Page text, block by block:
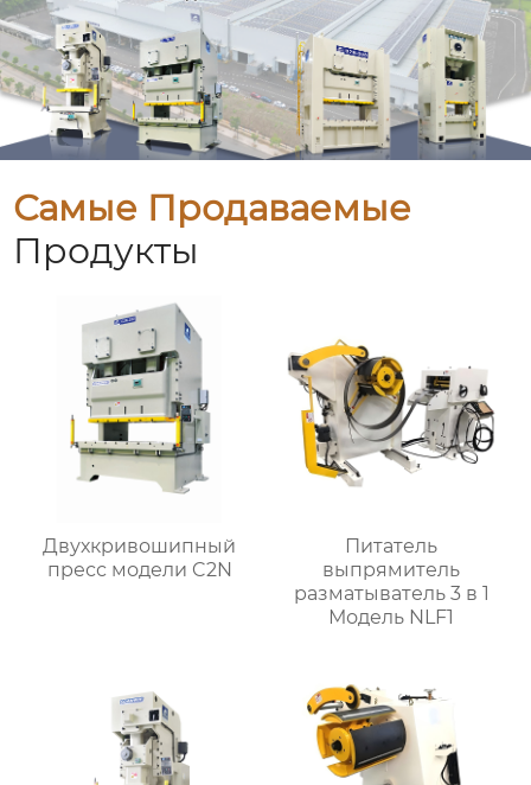
Самые Продаваемые
Продукты
Двухкривошипный
пресс модели C2N
Питатель
выпрямитель
разматыватель 3 в 1
Модель NLF1